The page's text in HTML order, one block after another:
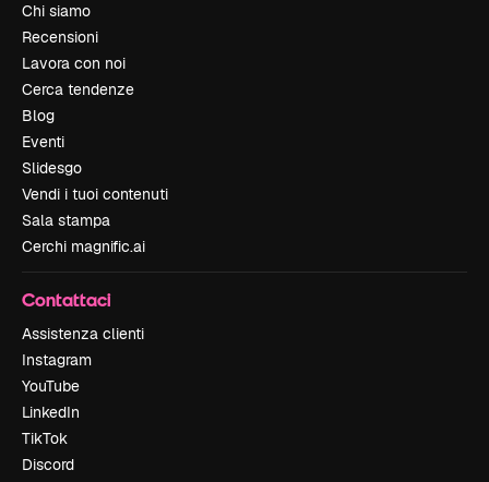
Chi siamo
Recensioni
Lavora con noi
Cerca tendenze
Blog
Eventi
Slidesgo
Vendi i tuoi contenuti
Sala stampa
Cerchi magnific.ai
Contattaci
Assistenza clienti
Instagram
YouTube
LinkedIn
TikTok
Discord